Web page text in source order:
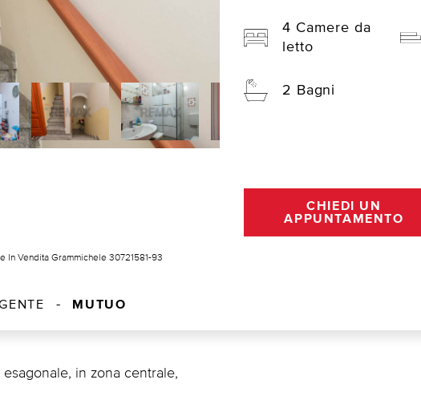
4 Camere da
letto
2 Bagni
CHIEDI UN
APPUNTAMENTO
In Vendita Grammichele 30721581-93
MUTUO
in zona centrale,